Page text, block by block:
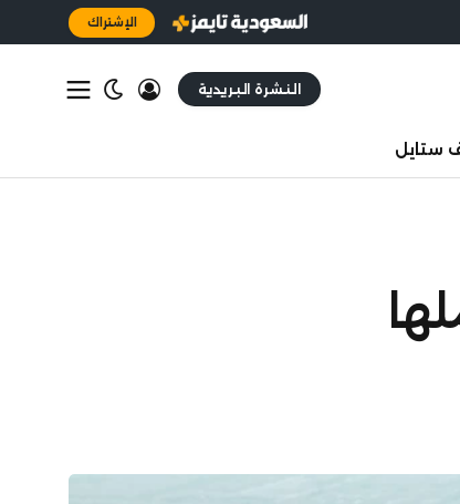
الإشتراك
النشرة البريدية
ستايل